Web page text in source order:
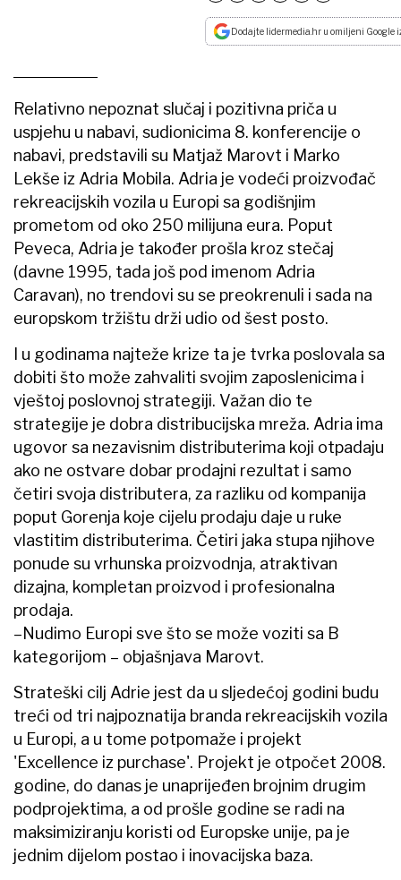
Dodajte lidermedia.hr u omiljeni Google
Relativno nepoznat slučaj i pozitivna priča u
uspjehu u nabavi, sudionicima 8. konferencije o
nabavi, predstavili su Matjaž Marovt i Marko
Lekše iz Adria Mobila. Adria je vodeći proizvođač
rekreacijskih vozila u Europi sa godišnjim
prometom od oko 250 milijuna eura. Poput
Peveca, Adria je također prošla kroz stečaj
(davne 1995, tada još pod imenom Adria
Caravan), no trendovi su se preokrenuli i sada na
europskom tržištu drži udio od šest posto.
I u godinama najteže krize ta je tvrka poslovala sa
dobiti što može zahvaliti svojim zaposlenicima i
vještoj poslovnoj strategiji. Važan dio te
strategije je dobra distribucijska mreža. Adria ima
ugovor sa nezavisnim distributerima koji otpadaju
ako ne ostvare dobar prodajni rezultat i samo
četiri svoja distributera, za razliku od kompanija
poput Gorenja koje cijelu prodaju daje u ruke
vlastitim distributerima. Četiri jaka stupa njihove
ponude su vrhunska proizvodnja, atraktivan
dizajna, kompletan proizvod i profesionalna
prodaja.
–Nudimo Europi sve što se može voziti sa B
kategorijom – objašnjava Marovt.
Strateški cilj Adrie jest da u sljedećoj godini budu
treći od tri najpoznatija branda rekreacijskih vozila
u Europi, a u tome potpomaže i projekt
'Excellence iz purchase'. Projekt je otpočet 2008.
godine, do danas je unaprijeđen brojnim drugim
podprojektima, a od prošle godine se radi na
maksimiziranju koristi od Europske unije, pa je
jednim dijelom postao i inovacijska baza.